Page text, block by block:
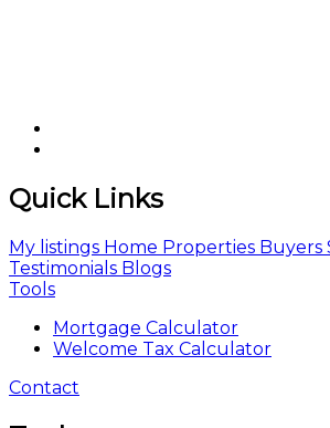
Quick Links
My listings Home Properties Buyers
Testimonials Blogs
Tools
Mortgage Calculator
Welcome Tax Calculator
Contact